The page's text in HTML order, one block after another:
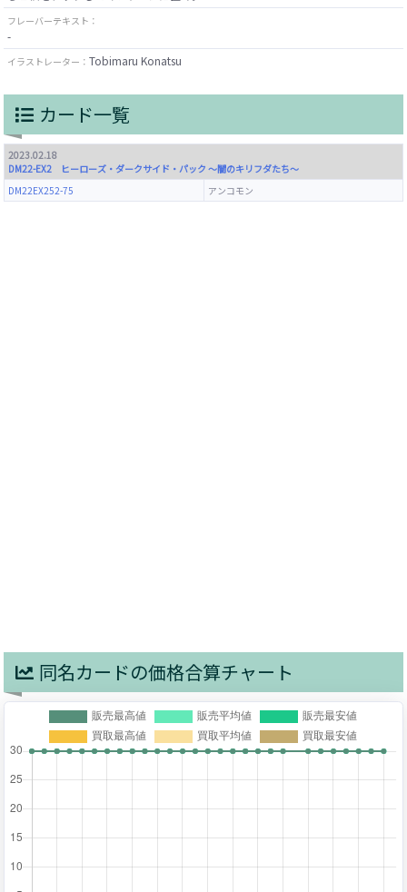
フレーバーテキスト：
-
イラストレーター： Tobimaru Konatsu
カード一覧
2023.02.18
DM22-EX2 ヒーローズ・ダークサイド・パック ～闇のキリフダたち～
DM22EX252-75
アンコモン
同名カードの価格合算チャート